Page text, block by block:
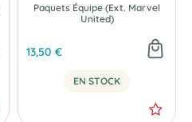
Paquets Équipe (Ext. Marvel
United)
13,50 €
EN STOCK